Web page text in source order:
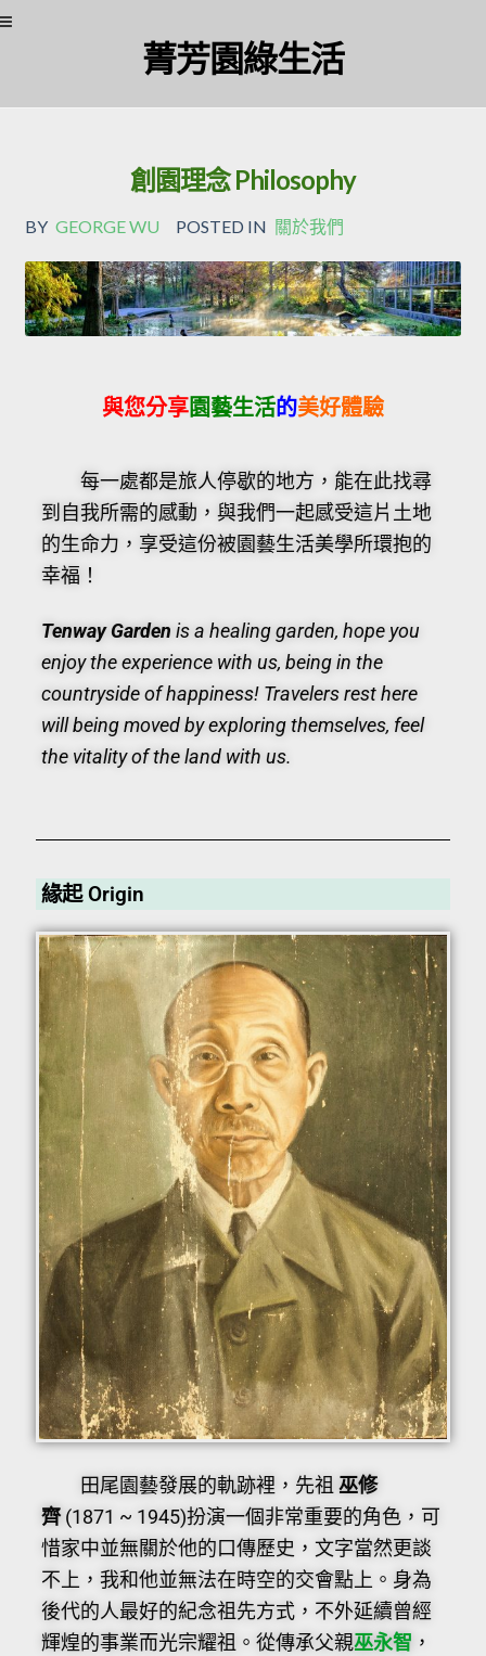
菁芳園綠生活
創園理念 Philosophy
BY GEORGE WU POSTED IN 關於我們
與您分享園藝生活的美好體驗
每一處都是旅人停歇的地方，能在此找尋
到自我所需的感動，與我們一起感受這片土地
的生命力，享受這份被園藝生活美學所環抱的
幸福！
Tenway Garden is a healing garden, hope you
enjoy the experience with us, being in the
countryside of happiness! Travelers rest here
will being moved by exploring themselves, feel
the vitality of the land with us.
緣起 Origin
田尾園藝發展的軌跡裡，先祖 巫修
齊(1871 ~ 1945)扮演一個非常重要的角色，可
惜家中並無關於他的口傳歷史，文字當然更談
不上，我和他並無法在時空的交會點上。身為
後代的人最好的紀念祖先方式，不外延續曾經
輝煌的事業而光宗耀祖。從傳承父親巫永智 ，